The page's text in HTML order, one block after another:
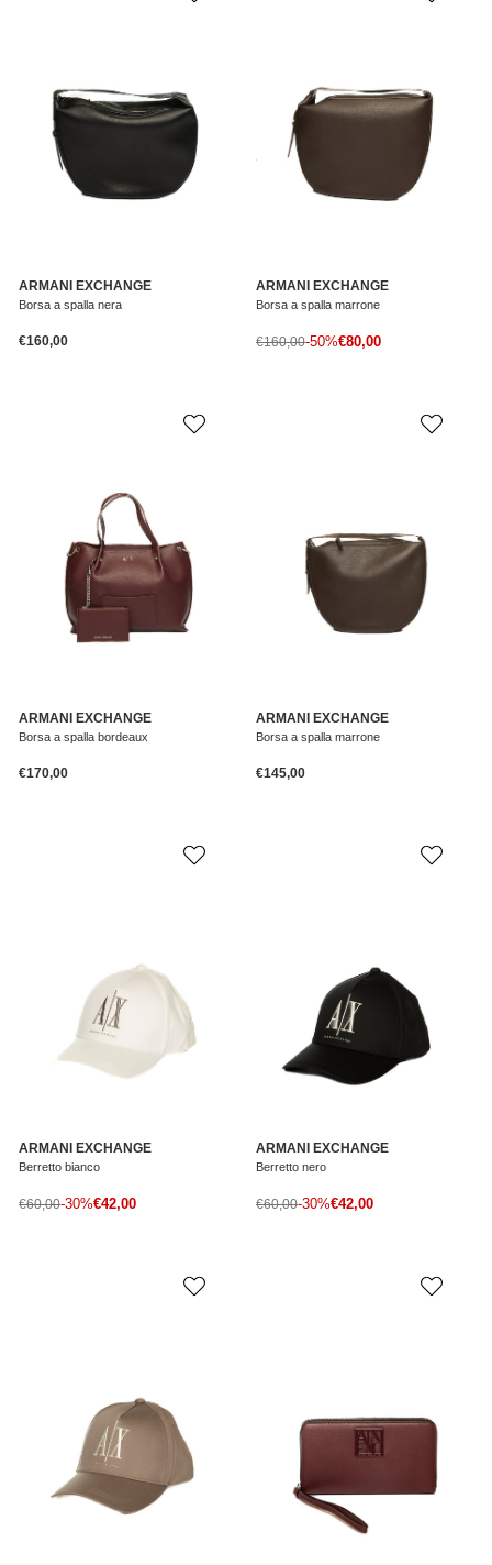
ARMANI EXCHANGE
Borsa a spalla nera
Prezzo normale
€160,00
ARMANI EXCHANGE
Borsa a spalla marrone
Prezzo di vendita
€80,00
Prezzo normale
€160,00-50%
ARMANI EXCHANGE
Borsa a spalla bordeaux
Prezzo normale
€170,00
ARMANI EXCHANGE
Borsa a spalla marrone
Prezzo normale
€145,00
ARMANI EXCHANGE
Berretto bianco
Prezzo di vendita
€42,00
Prezzo normale
€60,00-30%
ARMANI EXCHANGE
Berretto nero
Prezzo di vendita
€42,00
Prezzo normale
€60,00-30%